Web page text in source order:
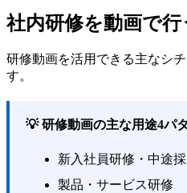
社内研修を動画で
研修動画を活用できる主なシ
す。
💡 研修動画の主な用途4パ
新入社員研修・中途
製品・サービス研修